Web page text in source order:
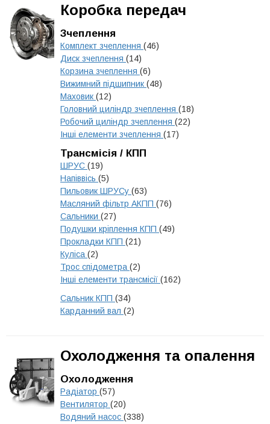
Коробка передач
Зчеплення
Комплект зчеплення (46)
Диск зчеплення (14)
Корзина зчеплення (6)
Вижимний підшипник (48)
Маховик (12)
Головний циліндр зчеплення (18)
Робочий циліндр зчеплення (22)
Інші елементи зчеплення (17)
Трансмісія / КПП
ШРУС (19)
Напіввісь (5)
Пильовик ШРУСу (63)
Масляний фільтр АКПП (76)
Сальники (27)
Подушки кріплення КПП (49)
Прокладки КПП (21)
Куліса (2)
Трос спідометра (2)
Інші елементи трансмісії (162)
Сальник КПП (34)
Карданний вал (2)
Охолодження та опалення
Охолодження
Радіатор (57)
Вентилятор (20)
Водяний насос (338)